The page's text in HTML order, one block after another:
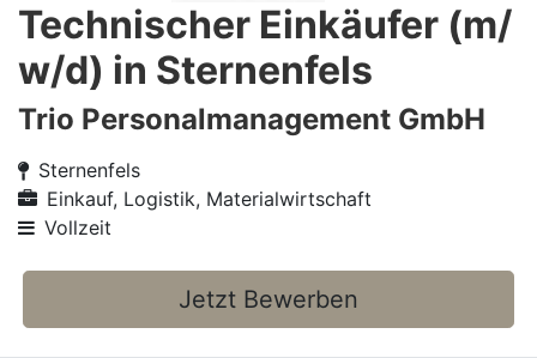
Technischer Einkäufer (m/
w/d) in Sternenfels
Trio Personalmanagement GmbH
Sternenfels
Einkauf, Logistik, Materialwirtschaft
Vollzeit
Jetzt Bewerben